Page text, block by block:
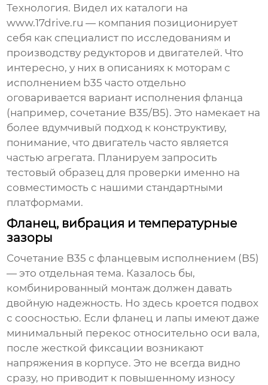
Технология. Видел их каталоги на
www.17drive.ru — компания позиционирует
себя как специалист по исследованиям и
производству редукторов и двигателей. Что
интересно, у них в описаниях к моторам с
исполнением b35 часто отдельно
оговаривается вариант исполнения фланца
(например, сочетание B35/B5). Это намекает на
более вдумчивый подход к конструктиву,
понимание, что двигатель часто является
частью агрегата. Планируем запросить
тестовый образец для проверки именно на
совместимость с нашими стандартными
платформами.
Фланец, вибрация и температурные
зазоры
Сочетание B35 с фланцевым исполнением (B5)
— это отдельная тема. Казалось бы,
комбинированный монтаж должен давать
двойную надежность. Но здесь кроется подвох
с соосностью. Если фланец и лапы имеют даже
минимальный перекос относительно оси вала,
после жесткой фиксации возникают
напряжения в корпусе. Это не всегда видно
сразу, но приводит к повышенному износу